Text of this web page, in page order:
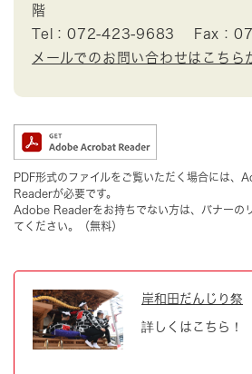
階
Tel：072-423-9683
Fax：
メールでのお問い合わせはこちら
PDF形式のファイルをご覧いただく場合には
Readerが必要です。
Adobe Readerをお持ちでない方は、バナーの
てください。（無料）
岸和田だんじり祭
詳しくはこちら！